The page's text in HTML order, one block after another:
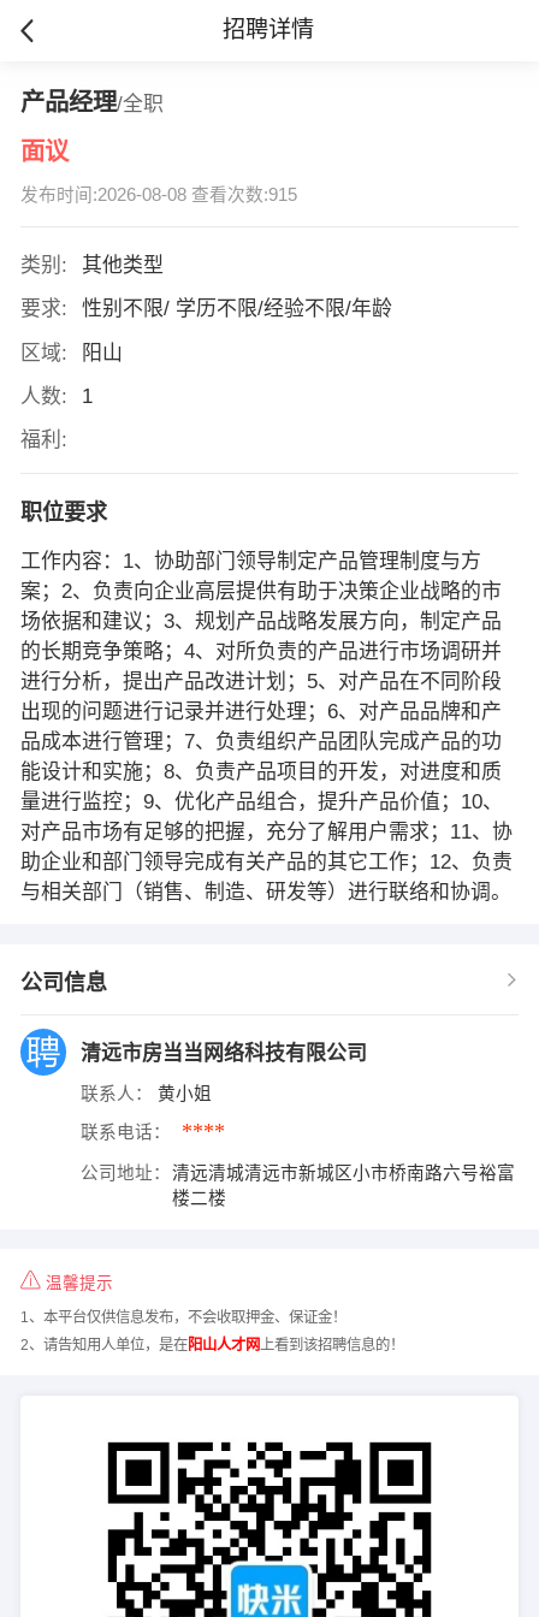
招聘详情
产品经理/全职
面议
发布时间:2026-08-08 查看次数:915
类别:
其他类型
要求:
性别不限/ 学历不限/经验不限/年龄
区域:
阳山
人数:
1
福利:
职位要求
工作内容：1、协助部门领导制定产品管理制度与方
案；2、负责向企业高层提供有助于决策企业战略的市
场依据和建议；3、规划产品战略发展方向，制定产品
的长期竞争策略；4、对所负责的产品进行市场调研并
进行分析，提出产品改进计划；5、对产品在不同阶段
出现的问题进行记录并进行处理；6、对产品品牌和产
品成本进行管理；7、负责组织产品团队完成产品的功
能设计和实施；8、负责产品项目的开发，对进度和质
量进行监控；9、优化产品组合，提升产品价值；10、
对产品市场有足够的把握，充分了解用户需求；11、协
助企业和部门领导完成有关产品的其它工作；12、负责
与相关部门（销售、制造、研发等）进行联络和协调。
公司信息
清远市房当当网络科技有限公司
联系人： 黄小姐
联系电话： ****
公司地址：
清远清城清远市新城区小市桥南路六号裕富
楼二楼
温馨提示
1、本平台仅供信息发布，不会收取押金、保证金！
2、请告知用人单位，是在阳山人才网上看到该招聘信息的！